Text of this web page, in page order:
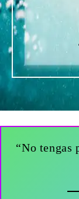
“No tengas